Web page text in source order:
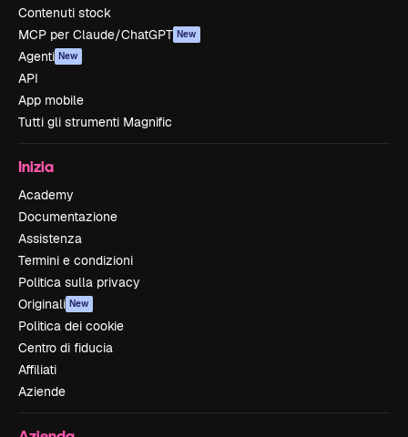
Contenuti stock
MCP per Claude/ChatGPT New
Agenti New
API
App mobile
Tutti gli strumenti Magnific
Inizia
Academy
Documentazione
Assistenza
Termini e condizioni
Politica sulla privacy
Originali New
Politica dei cookie
Centro di fiducia
Affiliati
Aziende